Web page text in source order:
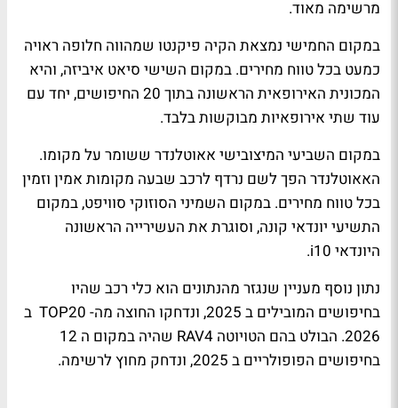
מרשימה מאוד.
במקום החמישי נמצאת הקיה פיקנטו שמהווה חלופה ראויה
כמעט בכל טווח מחירים. במקום השישי סיאט איביזה, והיא
המכונית האירופאית הראשונה בתוך 20 החיפושים, יחד עם
עוד שתי אירופאיות מבוקשות בלבד.
במקום השביעי המיצובישי אאוטלנדר ששומר על מקומו.
האאוטלנדר הפך לשם נרדף לרכב שבעה מקומות אמין וזמין
בכל טווח מחירים. במקום השמיני הסוזוקי סוויפט, במקום
התשיעי יונדאי קונה, וסוגרת את העשירייה הראשונה
היונדאי i10
.
נתון נוסף מעניין שנגזר מהנתונים הוא כלי רכב שהיו
בחיפושים המובילים ב 2025, ונדחקו החוצה מה- 20
TOP ב
2026. הבולט בהם הטויוטה
RAV4
שהיה במקום ה 12
בחיפושים הפופולריים ב 2025, ונדחק מחוץ לרשימה.